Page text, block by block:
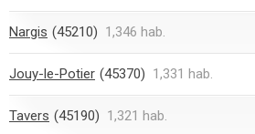
Nargis (45210) 1,346 hab.
Jouy-le-Potier (45370) 1,331 hab.
Tavers (45190) 1,321 hab.